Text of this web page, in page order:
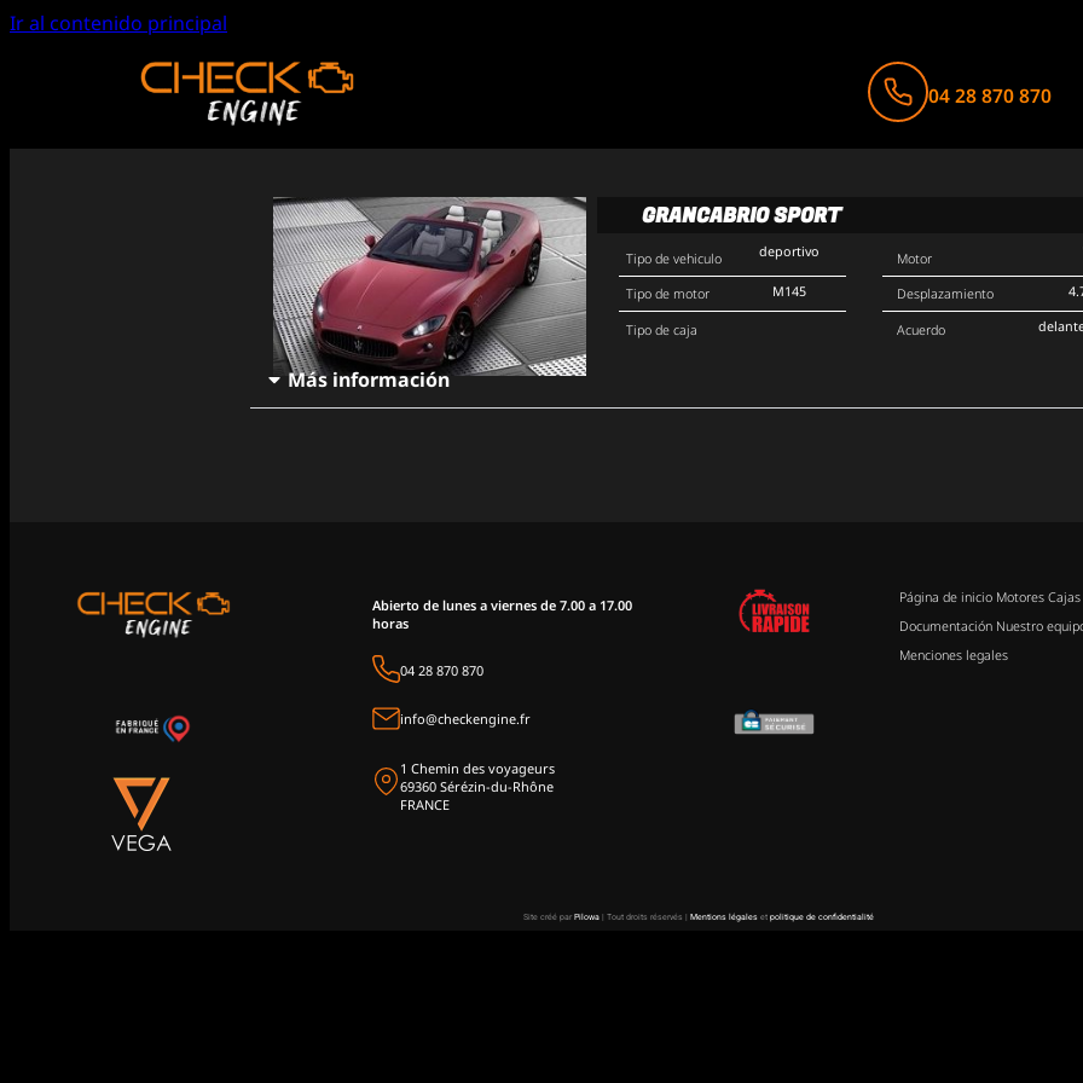
Ir al contenido principal
04 28 870 870
GRANCABRIO SPORT
Tipo de vehiculo
Tipo de motor
Tipo de caja
deportivo
M145
Motor
Desplazamiento
Acuerdo
Más información
Abierto de lunes a viernes de 7.00 a 17.00
horas
04 28 870 870
info@checkengine.fr
1 Chemin des voyageurs
69360 Sérézin-du-Rhône
FRANCE
Página de inicio Motores
Documentación Nuestro
Menciones legales
Site créé par Pilowa | Tout droits réservés | Mentions légales et politique de confidentialité